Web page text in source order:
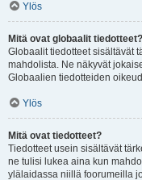
Ylös
Mitä ovat globaalit tiedotteet?
Globaalit tiedotteet sisältävät
mahdolista. Ne näkyvät
Globaalien tiedotteiden
Ylös
Mitä ovat tiedotteet?
Tiedotteet usein sisältävät
ne tulisi lukea aina kun
ylälaidassa niillä foorumeilla